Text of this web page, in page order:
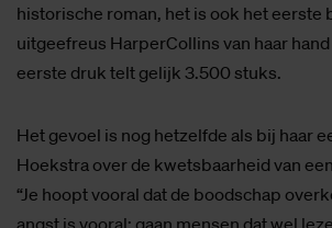
historische roman, het is ook het eerste
uitgeefreus HarperCollins van haar
eerste druk telt gelijk 3.500 stuks.
Het gevoel is nog hetzelfde als bij haar
Hoekstra over de kwetsbaarheid van
“Je hoopt vooral dat de boodschap
angst is vooral: gaan mensen dat wel